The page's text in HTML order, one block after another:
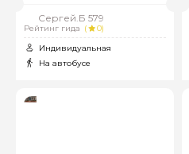
Сергей.Б 579
Рейтинг гида (
0)
Индивидуальная
На автобусе